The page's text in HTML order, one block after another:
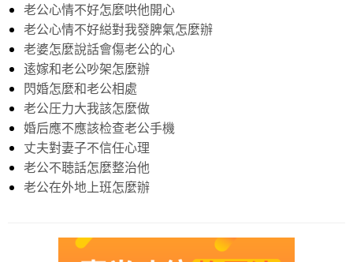
老公心情不好怎麼哄他開心
老公心情不好縂對我發脾氣怎麼辦
老婆怎麼說話會傷老公的心
逺嫁和老公吵架怎麼辦
閃婚怎麼和老公相處
老公圧力大我該怎麼做
婚后應不應該检查老公手機
丈夫對妻子不信任心理
老公不聴話怎麼整治他
老公在外地上班怎麼辦